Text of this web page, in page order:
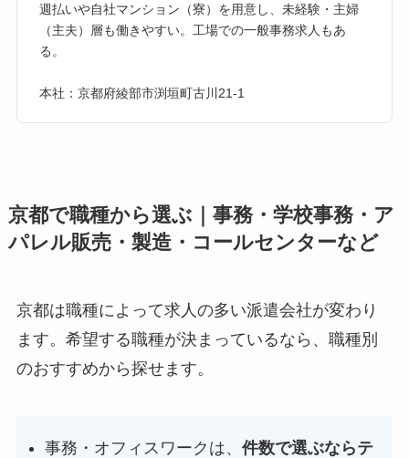
週払いや自社マンション（寮）を用意し、未経験・主婦
（主夫）層も働きやすい。工場での一般事務求人もあ
る。
本社：京都府綾部市渕垣町古川21-1
京都で職種から選ぶ｜事務・学校事務・ア
パレル販売・製造・コールセンターなど
京都は職種によって求人の多い派遣会社が変わり
ます。希望する職種が決まっているなら、職種別
のおすすめから探せます。
事務・オフィスワークは、件数で選ぶならテ